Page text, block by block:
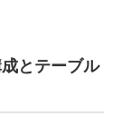
とテーブル